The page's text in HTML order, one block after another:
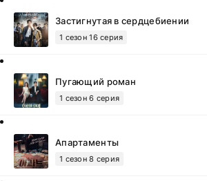
Застигнутая в сердцебиении
1 сезон 16 серия
Пугающий роман
1 сезон 6 серия
Апартаменты
1 сезон 8 серия